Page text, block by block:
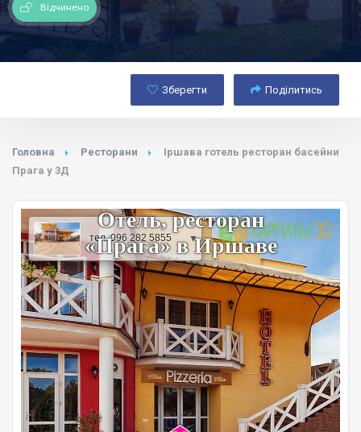
Відчинено
Зберегти Поділитись
Головна Ресторани
Іршава готель ресторан басейни
Прага у 3Д